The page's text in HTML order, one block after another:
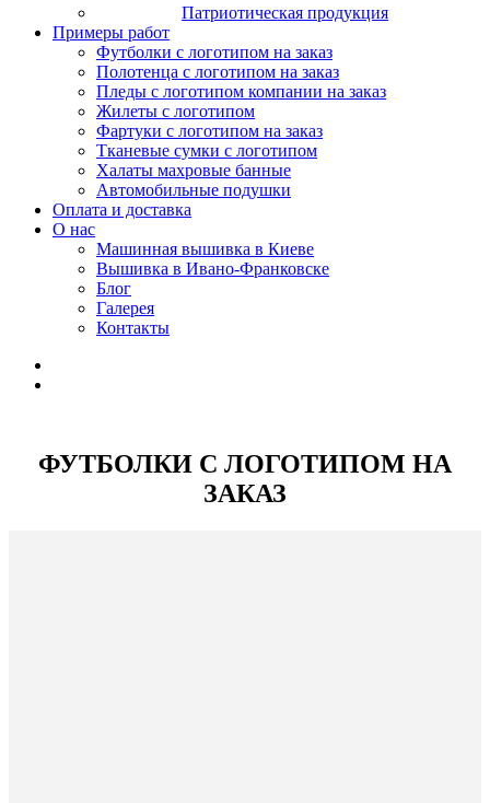
Патриотическая продукция
Примеры работ
Футболки с логотипом на заказ
Полотенца с логотипом на заказ
Пледы с логотипом компании на заказ
Жилеты с логотипом
Фартуки с логотипом на заказ
Тканевые сумки с логотипом
Халаты махровые банные
Автомобильные подушки
Оплата и доставка
О нас
Машинная вышивка в Киеве
Вышивка в Ивано-Франковске
Блог
Галерея
Контакты
ФУТБОЛКИ С ЛОГОТИПОМ НА
ЗАКАЗ